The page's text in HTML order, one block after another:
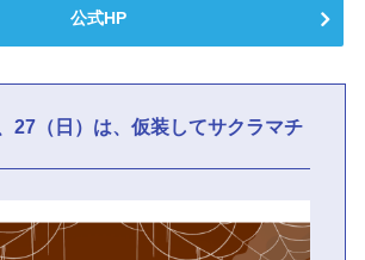
公式HP
27（日）は、仮装してサクラマチ